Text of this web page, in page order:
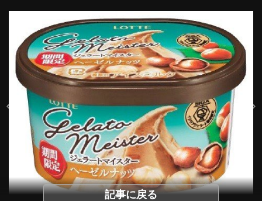
記事に戻る